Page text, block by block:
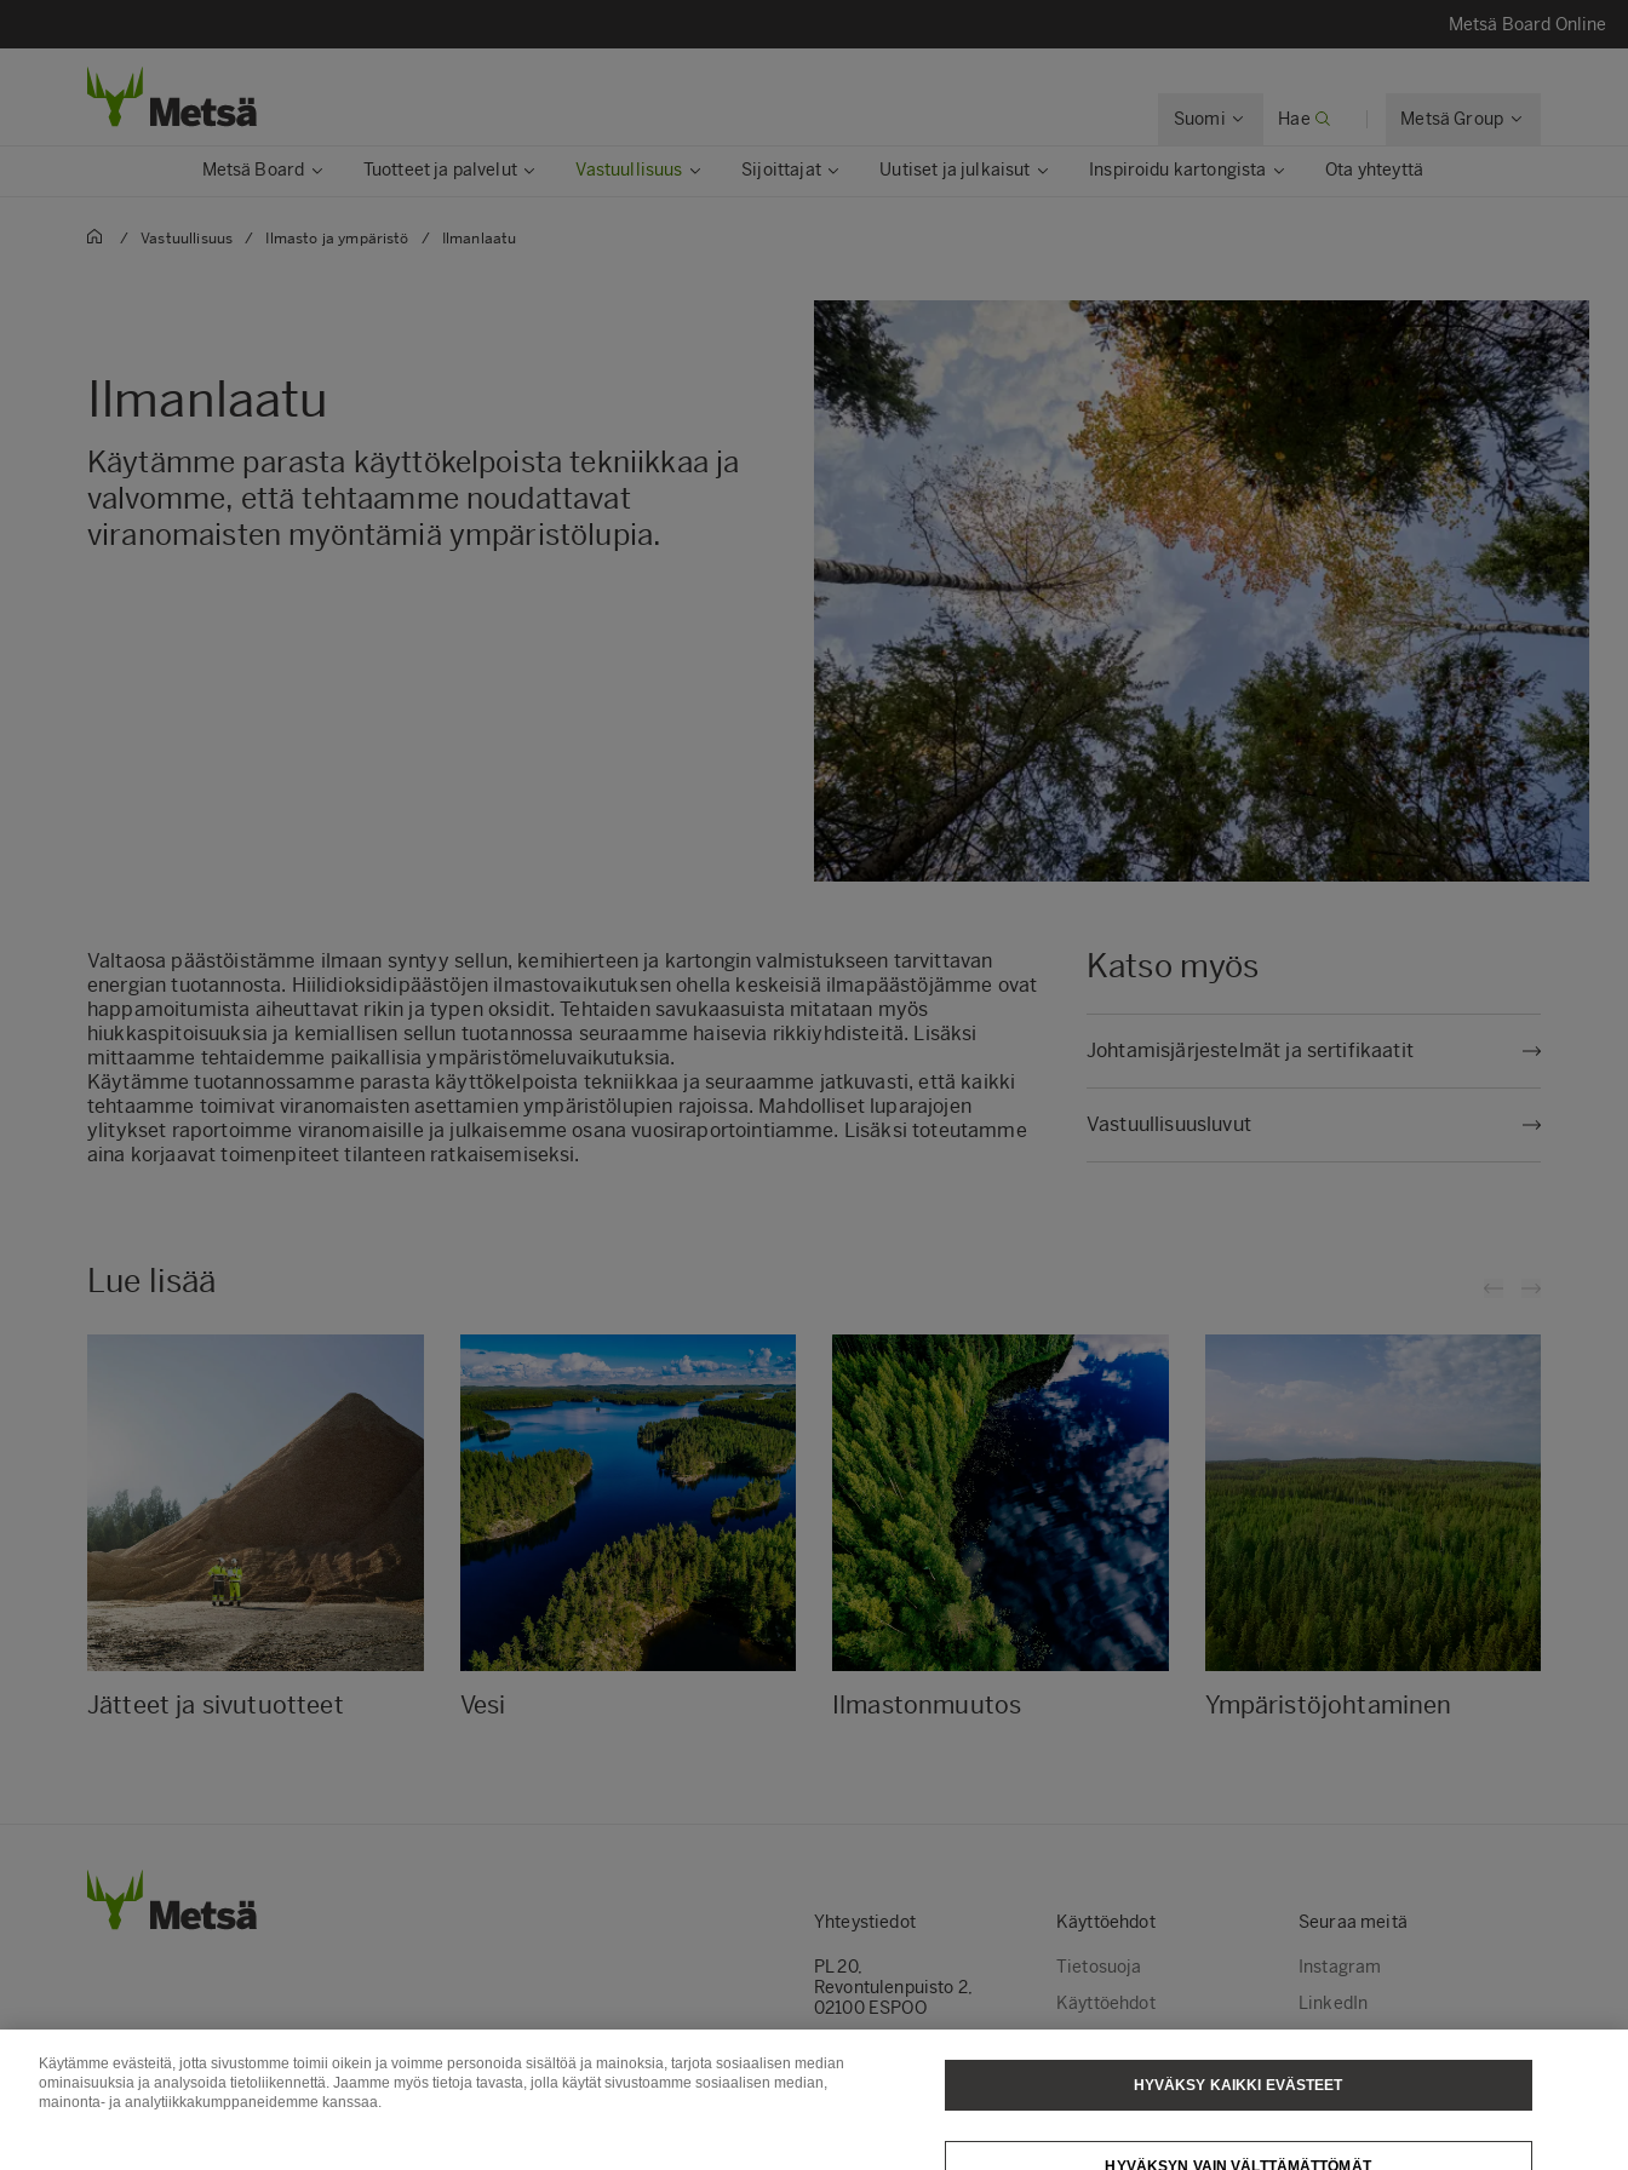
Metsä Board Online
Suomi Hae Metsä Group
Metsä Board Tuotteet ja palvelut Vastuullisuus Sijoittajat Uutiset ja julkaisut Inspiroidu kartongista Ota yhteyttä
/ Vastuullisuus / Ilmasto ja ympäristö / Ilmanlaatu
Ilmanlaatu
Käytämme parasta käyttökelpoista tekniikkaa ja
valvomme, että tehtaamme noudattavat
viranomaisten myöntämiä ympäristölupia.
Valtaosa päästöistämme ilmaan syntyy sellun, kemihierteen ja kartongin valmistukseen tarvittavan
energian tuotannosta. Hiilidioksidipäästöjen ilmastovaikutuksen ohella keskeisiä ilmapäästöjämme ovat
happamoitumista aiheuttavat rikin ja typen oksidit. Tehtaiden savukaasuista mitataan myös
hiukkaspitoisuuksia ja kemiallisen sellun tuotannossa seuraamme haisevia rikkiyhdisteitä. Lisäksi
mittaamme tehtaidemme paikallisia ympäristömeluvaikutuksia.
Käytämme tuotannossamme parasta käyttökelpoista tekniikkaa ja seuraamme jatkuvasti, että kaikki
tehtaamme toimivat viranomaisten asettamien ympäristölupien rajoissa. Mahdolliset luparajojen
ylitykset raportoimme viranomaisille ja julkaisemme osana vuosiraportointiamme. Lisäksi toteutamme
aina korjaavat toimenpiteet tilanteen ratkaisemiseksi.
Katso myös
Johtamisjärjestelmät ja sertifikaatit
Vastuullisuusluvut
Lue lisää
Jätteet ja sivutuotteet Vesi Ilmastonmuutos Ympäristöjohtaminen
Yhteystiedot
PL 20,
Revontulenpuisto 2,
02100 ESPOO
Ota yhteyttä
Käyttöehdot
Tietosuoja
Käyttöehdot
Evästeasetukset
Seuraa meitä
Instagram
LinkedIn
Metsä Tissue Metsä Spring
Käytämme evästeitä, jotta sivustomme toimii oikein ja voimme personoida sisältöä ja mainoksia, tarjota sosiaalisen median
ominaisuuksia ja analysoida tietoliikennettä. Jaamme myös tietoja tavasta, jolla käytät sivustoamme sosiaalisen median,
mainonta- ja analytiikkakumppaneidemme kanssaa.
HYVÄKSYN VAIN VÄLTTÄMÄTTÖMÄT
HYVÄKSY KAIKKI EVÄSTEET